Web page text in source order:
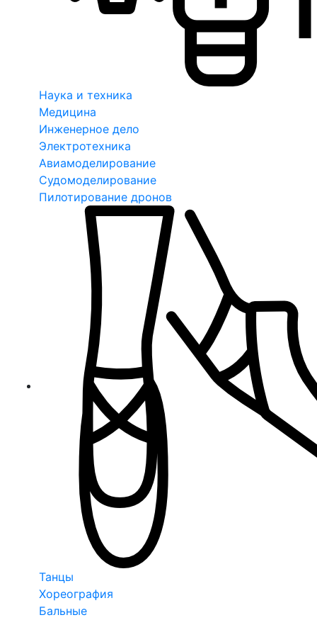
Наука и техника
Медицина
Инженерное дело
Электротехника
Авиамоделирование
Судомоделирование
Пилотирование дронов
Танцы
Хореография
Бальные